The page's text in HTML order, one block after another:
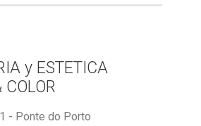
y ESTETICA
COLOR
- Ponte do Porto